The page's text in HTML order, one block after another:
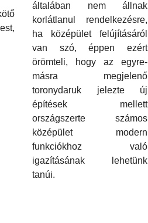
általában nem állnak
korlátlanul rendelkezésre,
ha középület felújításáról
van szó, éppen ezért
örömteli, hogy az egyre-
másra megjelenő
toronydaruk jelezte új
építések mellett
országszerte számos
középület modern
funkciókhoz való
igazításának lehetünk
tanúi.